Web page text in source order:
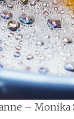
– Monika